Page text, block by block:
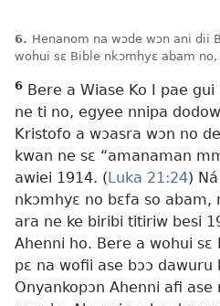
6. Henanom na wɔde wɔn ani dii
wohui sɛ Bible nkɔmhyɛ abam no,
6 Bere a Wiase Ko I pae
ne ti no, egyee nnipa
Kristofo a wɔasra wɔn no
kwan ne sɛ “amanaman
awiei 1914. ( Luka 21:24)
nkɔmhyɛ no bɛfa so abam,
ara ne ke biribi titiriw besi
Ahenni ho. Bere a wohui
pɛ na wofii ase bɔɔ dawuru
Onyankopɔn Ahenni afi